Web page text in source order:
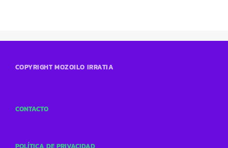
COPYRIGHT MOZOILO IRRATIA
CONTACTO